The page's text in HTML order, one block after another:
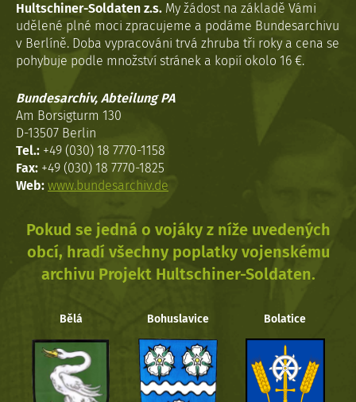
Hultschiner-Soldaten z.s. My žádost na základě Vámi
udělené plné moci zpracujeme a podáme Bundesarchivu
v Berlíně. Doba vypracováni trvá zhruba tři roky a cena se
pohybuje podle množství stránek a kopií okolo 16 €.
Bundesarchiv, Abteilung PA
Am Borsigturm 130
D-13507 Berlin
Tel.: +49 (030) 18 7770-1158
Fax: +49 (030) 18 7770-1825
Web: www.bundesarchiv.de
Pokud se jedná o vojáky z níže uvedených
obcí, hradí všechny poplatky vojenskému
archivu Projekt Hultschiner-Soldaten.
Bělá Bohuslavice Bolatice